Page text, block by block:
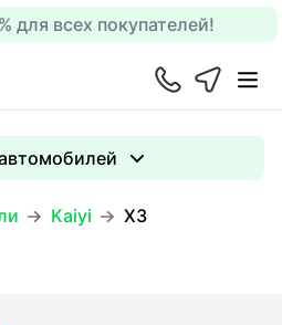
для всех покупателей!
Kaiyi X3